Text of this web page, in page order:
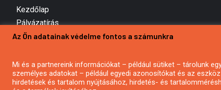
Kezdőlap
Pályázatírás
Bemutatkozás
Hírlevél feliratkozás
Impresszum
Az Ön adatainak védelme fontos a számunkra
Mi és a partnereink információkat – például sütiket – tárolunk
személyes adatokat – például egyedi azonosítókat és az
hirdetések és tartalom nyújtásához, hirdetés- és